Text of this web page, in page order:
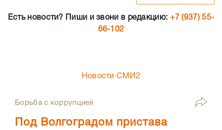
Есть новости? Пиши и звони в редакцию: +7 (937) 55-
66-102
Новости СМИ2
Борьба с коррупцией
Под Волгоградом пристава